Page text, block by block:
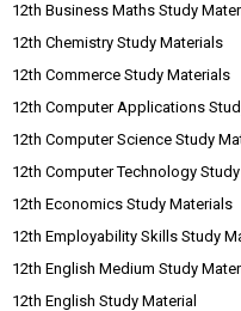
12th Business Maths Study
12th Chemistry Study Materials
12th Commerce Study Materials
12th Computer Applications
12th Computer Science Study
12th Computer Technology
12th Economics Study Materials
12th Employability Skills Study
12th English Medium Study
12th English Study Material